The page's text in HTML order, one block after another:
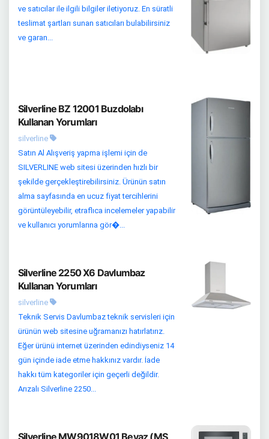
ve satıcılar ile ilgili bilgiler iletiyoruz. En süratli
teslimat şartları sunan satıcıları bulabilirsiniz
ve garan...
Silverline BZ 12001 Buzdolabı
Kullanan Yorumları
silverline
Satın Al Alışveriş yapma işlemi için de
SILVERLINE web sitesi üzerinden hızlı bir
şekilde gerçekleştirebilirsiniz. Ürünün satın
alma sayfasında en ucuz fiyat tercihlerini
görüntüleyebilir, etraflıca incelemeler yapabilir
ve kullanıcı yorumlarına gör�...
Silverline 2250 X6 Davlumbaz
Kullanan Yorumları
silverline
Teknik Servis Davlumbaz teknik servisleri için
ürünün web sitesine uğramanızı hatırlatırız.
Eğer ürünü internet üzerinden edindiyseniz 14
gün içinde iade etme hakkınız vardır. İade
hakkı tüm kategoriler için geçerli değildir.
Arızalı Silverline 2250...